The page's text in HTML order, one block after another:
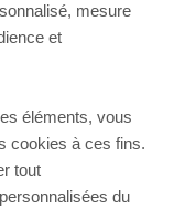
mesure
et
éléments, vous
cookies à ces fins.
tout
du